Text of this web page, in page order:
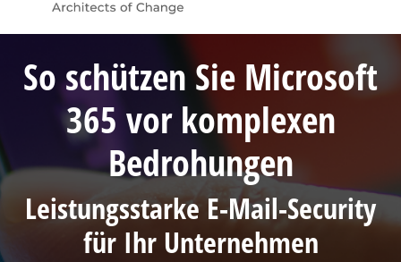
So schützen Sie Microsoft
365 vor komplexen
Bedrohungen
Leistungsstarke E-Mail-Security
für Ihr Unternehmen